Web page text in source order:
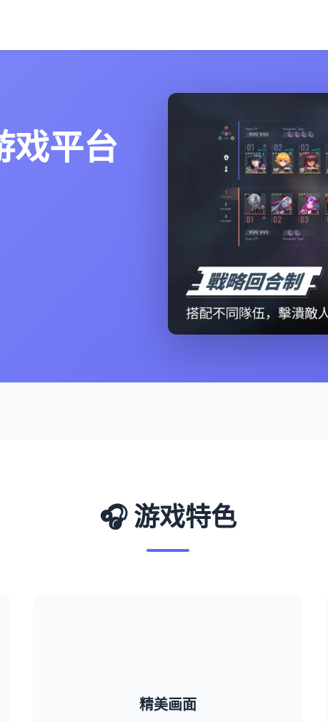
平台
🎧 游戏特色
精美画面